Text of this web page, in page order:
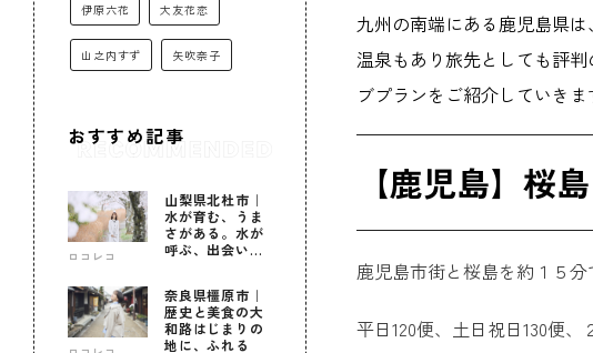
伊原六花 大友花恋
山之内すず 矢吹奈子
おすすめ記事
ロコレコ
山梨県北杜市｜
水が育む、うま
さがある。水が
呼ぶ、出会いが
奈良県橿原市｜
歴史と美食の大
和路はじまりの
地に、ふれる
九州の南端にある鹿児島県
温泉もあり旅先としても評
ブプランをご紹介していきま
【鹿児島】桜
鹿児島市街と桜島を約１５分
平日120便、土日祝日130便